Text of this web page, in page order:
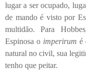
lugar a ser ocupado,
de mando é visto por
multidão. Para
Espinosa o imperirum é
natural no civil, sua
tenho que peitar.